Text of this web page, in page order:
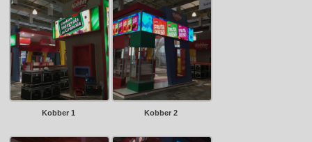
Kobber 1 Kobber 2